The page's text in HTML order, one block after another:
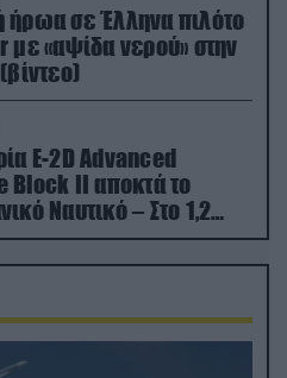
ήρωα σε Έλληνα πιλότο
με «αψίδα νερού» στην
E-2D Advanced
Block II αποκτά το
Ναυτικό – Στο 1,2
το κόστος